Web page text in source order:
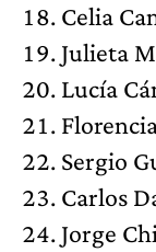
Celia
Julieta
Lucía
Sergio
Carlos
Jorge